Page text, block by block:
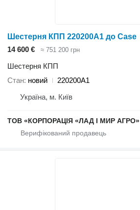
Шестерня КПП 220200A1 до Case
14 600 €
≈ 751 200 грн
Шестерня КПП
Стан новий
220200A1
Україна, м. Київ
ТОВ «КОРПОРАЦІЯ «ЛАД І МИР АГРО»